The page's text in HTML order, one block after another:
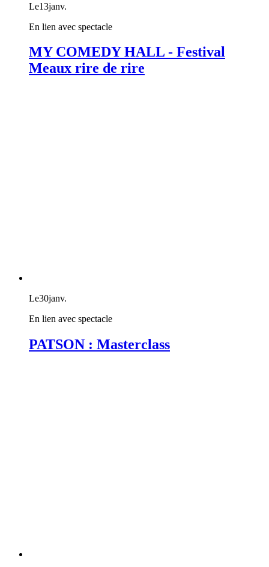
Le13janv.
En lien avec spectacle
MY COMEDY HALL - Festival
Meaux rire de rire
Le30janv.
En lien avec spectacle
PATSON : Masterclass